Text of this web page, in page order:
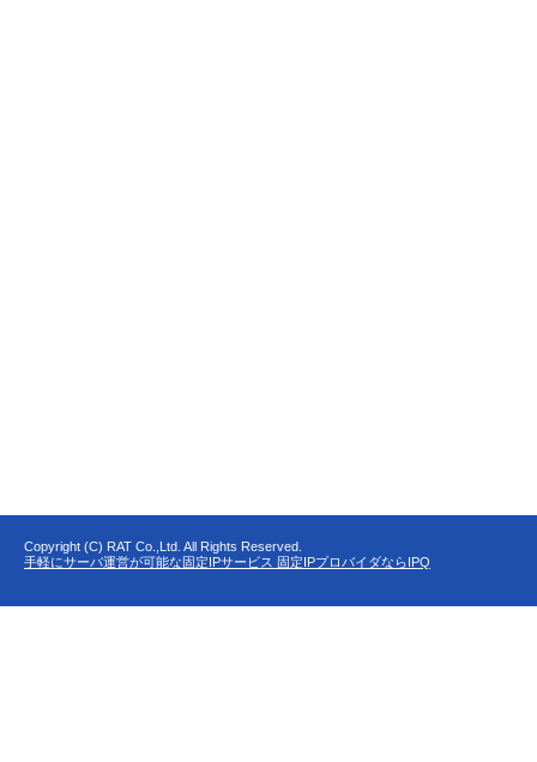
Copyright (C) RAT Co.,Ltd. All Rights Reserved.
手軽にサーバ運営が可能な固定IPサービス 固定IPプロバイダならIPQ